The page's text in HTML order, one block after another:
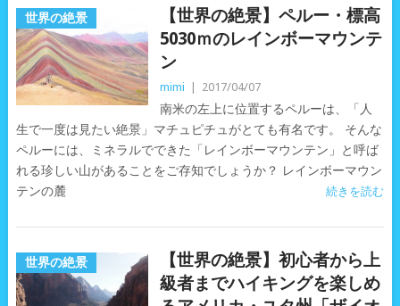
世界の絶景
【世界の絶景】ペルー・標高
5030ｍのレインボーマウンテ
ン
mimi 2017/04/07
南米の左上に位置するペルーは、「人
生で一度は見たい絶景」マチュピチュがとても有名です。 そんな
ペルーには、ミネラルでできた「レインボーマウンテン」と呼ば
れる珍しい山があることをご存知でしょうか？ レインボーマウン
テンの麓
続きを読む
世界の絶景
【世界の絶景】初心者から上
級者までハイキングを楽しめ